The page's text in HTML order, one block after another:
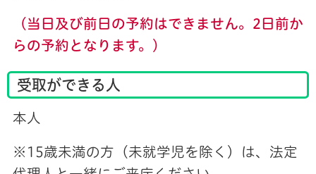
（当日及び前日の予約はできません。2日前か
らの予約となります。）
受取ができる人
本人
※15歳未満の方（未就学児を除く）は、法定